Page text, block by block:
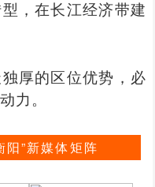
，在长江经济带建
厚的区位优势，必
力。
阳”新媒体矩阵